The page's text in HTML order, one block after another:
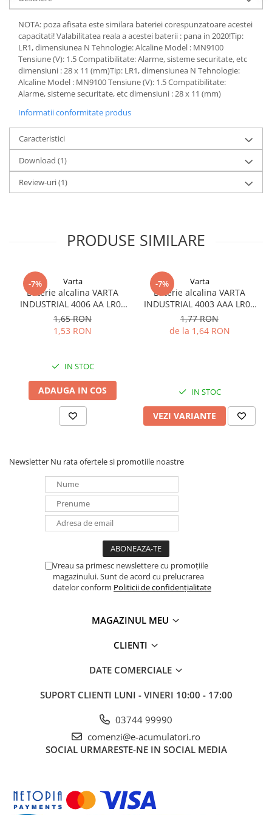
Acumulatori VRLA AGM/GEL /
Baterii si acumulatori gel si VRLA
6-12 V
Baterii si acumulatori AGM VRLA
de 6-12 V
Acumulatori Moto, ATV
GEL
AGM
Li-Ion
SLA AGM (Sealed Lead Acid)
Deep Cycle - Tractiune/Semi-
Tractiune
Pachete acumulatori VRLA
Redresoare, incarcatoare si testere
Redresoare auto, moto, barci si
UPS Calculatoare si Servere
UPS Trifazat
Stabilizatoare Tensiune
Cabinete baterii
Acumulatori UPS
Drumetii / Camping
Accesorii
Racire/Incalzire
Statii energie portabile
Sigurante
Lumina (Becuri si Lanterne)
Laptop & PC accesorii, baterii,
cabluri USB, prelungitoare USB
Solutii solare portabile
Lichidare de stoc
NOTA: poza afisata este similara bateriei corespunzatoare acestei
capacitati! Valabilitatea reala a acestei baterii : pana in 2020!Tip:
LR1, dimensiunea N Tehnologie: Alcaline Model : MN9100
Tensiune (V): 1.5 Compatibilitate: Alarme, sisteme securitate, etc
dimensiuni : 28 x 11 (mm)Tip: LR1, dimensiunea N Tehnologie:
Alcaline Model : MN9100 Tensiune (V): 1.5 Compatibilitate:
Alarme, sisteme securitate, etc dimensiuni : 28 x 11 (mm)
Informatii conformitate produs
Caracteristici
Download (1)
Review-uri(1)
PRODUSE SIMILARE
-7% Varta
Baterie alcalina VARTA
INDUSTRIAL 4006 AA LR06
1.5V bulk
1,65 RON
1,53 RON
IN STOC
ADAUGA IN COS
-7% Varta
Baterie alcalina VARTA
INDUSTRIAL 4003 AAA LR03
1.5V
1,77 RON
de la 1,64 RON
IN STOC
VEZI VARIANTE
Newsletter Nu rata ofertele si promotiile noastre
Vreau sa primesc newslettere cu promoțiile
magazinului. Sunt de acord cu prelucrarea
datelor conform Politicii de confidențialitate
MAGAZINUL MEU
CLIENTI
DATE COMERCIALE
SUPORT CLIENTI LUNI - VINERI 10:00 - 17:00
03744 99990
comenzi@e-acumulatori.ro
SOCIAL URMARESTE-NE IN SOCIAL MEDIA